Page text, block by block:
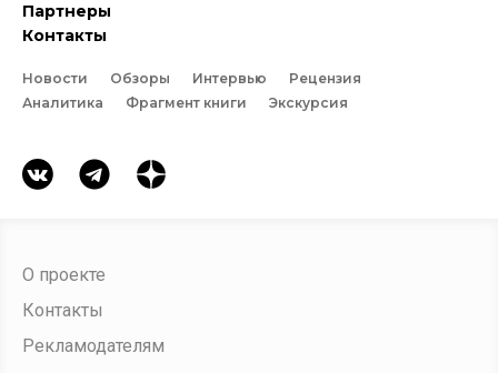
Партнеры
Контакты
Новости Обзоры Интервью
Рецензия
Аналитика
Фрагмент книги Экскурсия
О проекте
Контакты
Рекламодателям